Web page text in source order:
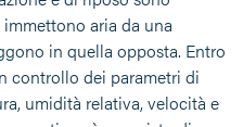
aria da una
in quella opposta. Entro
controllo dei parametri di
umidità relativa, velocità e